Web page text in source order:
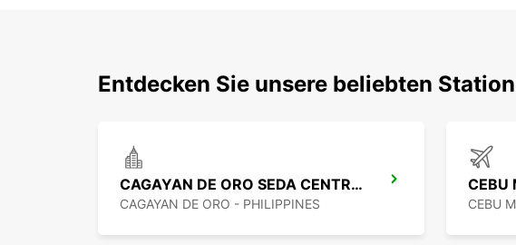
Entdecken Sie unsere beliebten
CAGAYAN DE ORO SEDA CENTRIO HOTEL
CAGAYAN DE ORO - PHILIPPINES
CEBU
CEBU